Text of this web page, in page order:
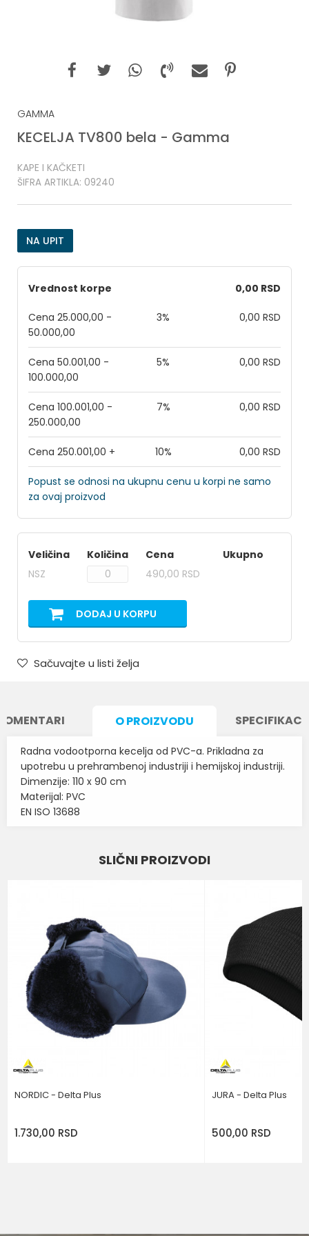
GAMMA
KECELJA TV800 bela - Gamma
KAPE I KAČKETI
ŠIFRA ARTIKLA: 09240
NA UPIT
Vrednost korpe 0,00 RSD
Cena 25.000,00 -
50.000,00
3% 0,00 RSD
Cena 50.001,00 -
100.000,00
5% 0,00 RSD
Cena 100.001,00 -
250.000,00
7% 0,00 RSD
Cena 250.001,00 + 10% 0,00 RSD
Popust se odnosi na ukupnu cenu u korpi ne samo
za ovaj proizvod
Veličina Količina Cena
Ukupno
NSZ
490,00 RSD
DODAJ U KORPU
Sačuvajte u listi želja
O PROIZVODU
Radna vodootporna kecelja od PVC-a. Prikladna za
upotrebu u prehrambenoj industriji i hemijskoj industriji.
Dimenzije: 110 x 90 cm
Materijal: PVC
EN ISO 13688
KAPE I KAČKETI
Poruka
SLIČNI PROIZVODI
NORDIC - Delta Plus
1.730,00 RSD
JURA - Delta Plus
500,00 RSD